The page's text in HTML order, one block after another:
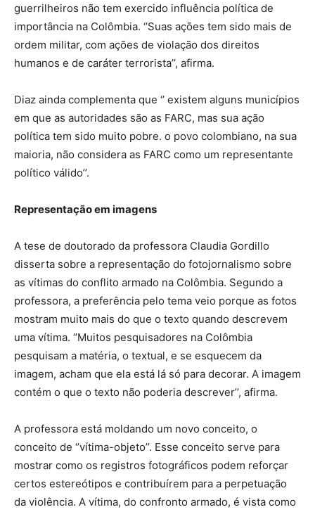
guerrilheiros não tem exercido influência política de
importância na Colômbia. ‘’Suas ações tem sido mais de
ordem militar, com ações de violação dos direitos
humanos e de caráter terrorista’’, afirma.
Diaz ainda complementa que ‘’ existem alguns municípios
em que as autoridades são as FARC, mas sua ação
política tem sido muito pobre. o povo colombiano, na sua
maioria, não considera as FARC como um representante
político válido’’.
Representação em imagens
A tese de doutorado da professora Claudia Gordillo
disserta sobre a representação do fotojornalismo sobre
as vítimas do conflito armado na Colômbia. Segundo a
professora, a preferência pelo tema veio porque as fotos
mostram muito mais do que o texto quando descrevem
uma vítima. ‘’Muitos pesquisadores na Colômbia
pesquisam a matéria, o textual, e se esquecem da
imagem, acham que ela está lá só para decorar. A imagem
contém o que o texto não poderia descrever’’, afirma.
A professora está moldando um novo conceito, o
conceito de ‘’vítima-objeto’’. Esse conceito serve para
mostrar como os registros fotográficos podem reforçar
certos estereótipos e contribuírem para a perpetuação
da violência. A vítima, do confronto armado, é vista como